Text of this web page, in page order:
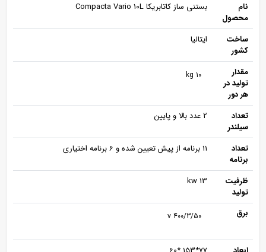
نام
محصول
بستنی ساز کاتابریکا Compacta Vario 10L
ساخت
کشور
ایتالیا
مقدار
تولید در
هر دور
10 kg
تعداد
سیلندر
2 عدد بالا و پایین
تعداد
برنامه
11 برنامه از پیش تعیین شده و 6 برنامه اختیاری
ظرفیت
تولید
13 kw
برق 400/3/50 v